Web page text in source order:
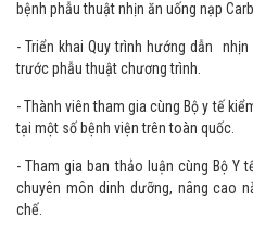
- Cùng với Phòng Kế hoạch tổng hợp
sát, báo cáo kết quả thực hiện Quy
bệnh phẫu thuật nhịn ăn uống nạp
- Triển khai Quy trình hướng dẫn
trước phẫu thuật chương trình.
- Thành viên tham gia cùng Bộ y tế
tại một số bệnh viện trên toàn quốc.
- Tham gia ban thảo luận cùng Bộ Y